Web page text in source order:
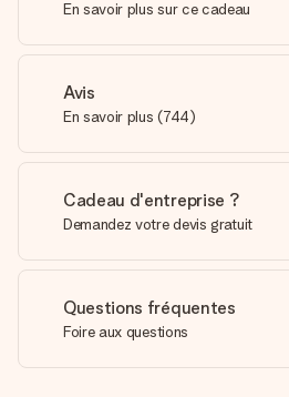
En savoir plus sur ce cadeau
Avis
En savoir plus (744)
Cadeau d'entreprise ?
Demandez votre devis gratuit
Questions fréquentes
Foire aux questions